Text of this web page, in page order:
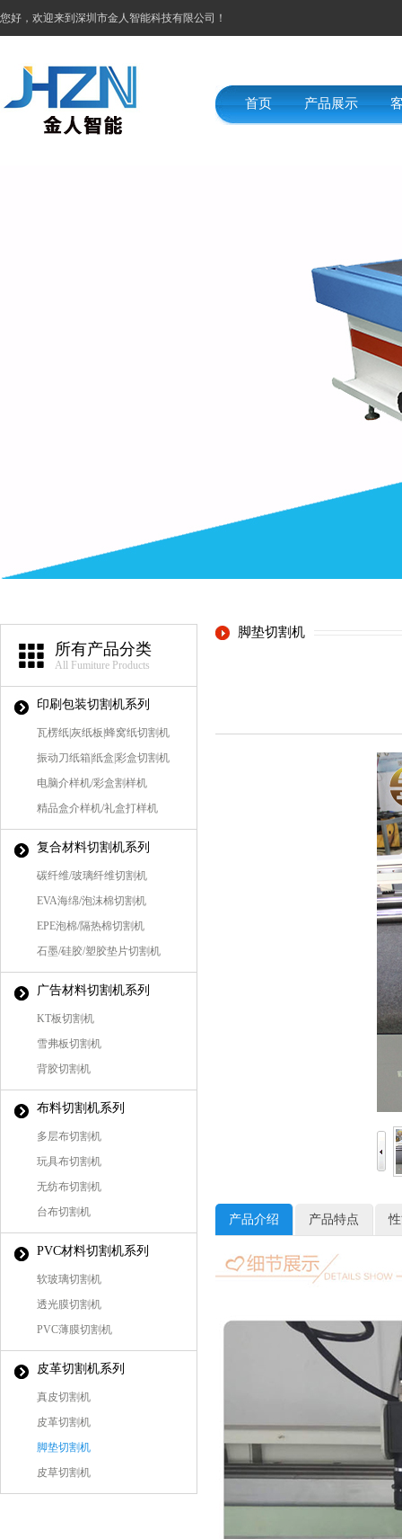
您好，欢迎来到深圳市金人智能科技有限公司！
首页 产品展示
所有产品分类
All Fumiture Products
印刷包装切割机系列
瓦楞纸|灰纸板|蜂窝纸切割机
振动刀纸箱|纸盒|彩盒切割机
电脑介样机/彩盒割样机
精品盒介样机/礼盒打样机
复合材料切割机系列
碳纤维/玻璃纤维切割机
EVA海绵/泡沫棉切割机
EPE泡棉/隔热棉切割机
石墨/硅胶/塑胶垫片切割机
广告材料切割机系列
KT板切割机
雪弗板切割机
背胶切割机
布料切割机系列
多层布切割机
玩具布切割机
无纺布切割机
台布切割机
PVC材料切割机系列
软玻璃切割机
透光膜切割机
PVC薄膜切割机
皮革切割机系列
真皮切割机
皮革切割机
脚垫切割机
皮草切割机
脚垫切割机
产品介绍 产品特点